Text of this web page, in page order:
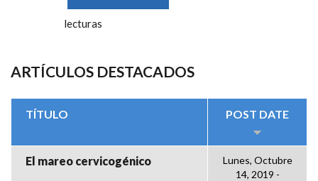
lecturas
ARTÍCULOS DESTACADOS
TÍTULO POST DATE
El mareo cervicogénico
Lunes, Octubre
14, 2019 -